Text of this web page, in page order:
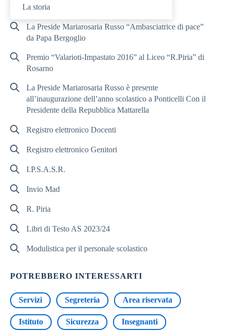
La storia
RICERCHE FREQUENTI
La Preside Mariarosaria Russo “Ambasciatrice di pace”
da Papa Bergoglio
Premio “Valarioti-Impastato 2016” al Liceo “R.Piria” di
Rosarno
La Preside Mariarosaria Russo è presente
all’inaugurazione dell’anno scolastico a Ponticelli Con il
Presidente della Repubblica Mattarella
Registro elettronico Docenti
Registro elettronico Genitori
I.P.S.A.S.R.
Invio Mad
R. Piria
Libri di Testo AS 2023/24
Modulistica per il personale scolastico
POTREBBERO INTERESSARTI
Servizi Segreteria Area riservata
Istituto Sicurezza Insegnanti